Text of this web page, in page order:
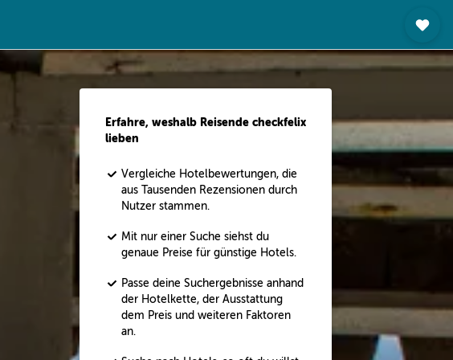
Erfahre, weshalb Reisende checkfelix
lieben
Vergleiche Hotelbewertungen, die
aus Tausenden Rezensionen durch
Nutzer stammen.
Mit nur einer Suche siehst du
genaue Preise für günstige Hotels.
Passe deine Suchergebnisse anhand
der Hotelkette, der Ausstattung
dem Preis und weiteren Faktoren
an.